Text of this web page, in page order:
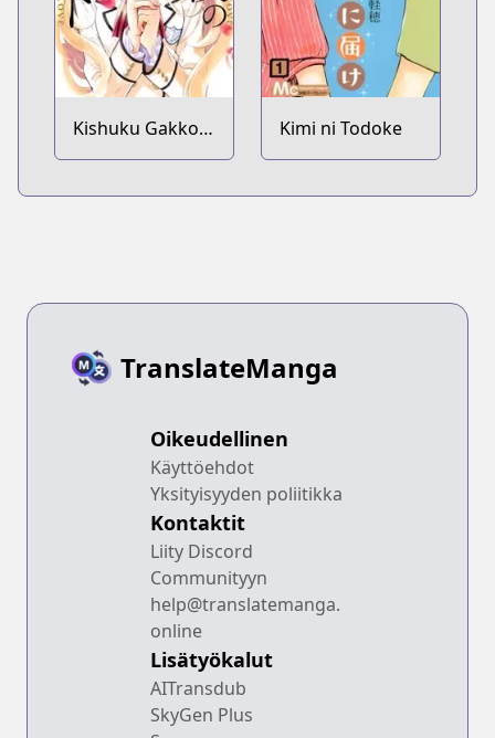
Kishuku Gakkou
no Juliet
Kimi ni Todoke
TranslateManga
Oikeudellinen
Käyttöehdot
Yksityisyyden poliitikka
Kontaktit
Liity Discord
Communityyn
help@translatemanga.
online
Lisätyökalut
AITransdub
SkyGen Plus